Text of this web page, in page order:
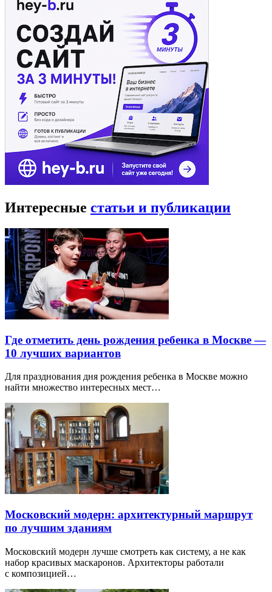
Интересные статьи и публикации
Где отметить день рождения ребенка в Москве —
10 лучших вариантов
Для празднования дня рождения ребенка в Москве можно
найти множество интересных мест…
Московский модерн: архитектурный маршрут
по лучшим зданиям
Московский модерн лучше смотреть как систему, а не как
набор красивых маскаронов. Архитекторы работали
с композицией…